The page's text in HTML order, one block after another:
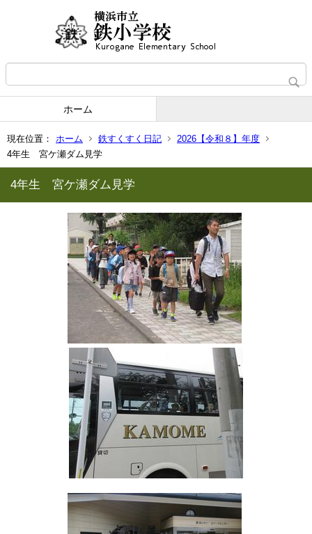
ホーム
現在位置： ホーム 鉄すくすく日記
2026【令和８】年度
4年生 宮ケ瀬ダム見学
4年生 宮ケ瀬ダム見学